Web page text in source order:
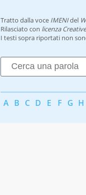
Tratto dalla voce IMENIdel
Rilasciato con licenza
I testi sopra riportati non
A B C D E F G H